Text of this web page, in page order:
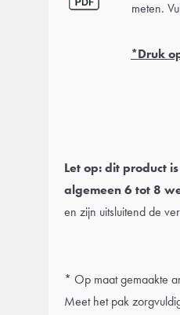
meten.
*Druk
Let op: dit product
algemeen 6 tot 8
en zijn uitsluitend de
* Op maat gemaakte
Meet het pak